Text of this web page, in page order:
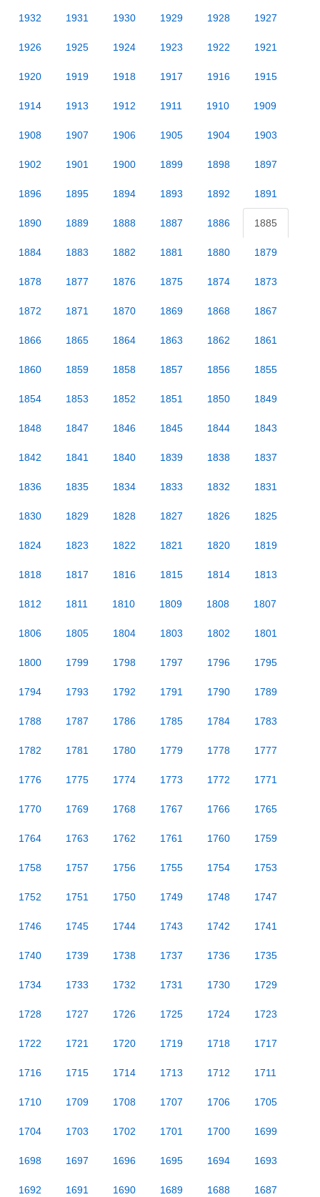
1932 1931 1930 1929 1928 1927
1926 1925 1924 1923 1922 1921
1920 1919 1918 1917 1916 1915
1914 1913 1912 1911 1910 1909
1908 1907 1906 1905 1904 1903
1902 1901 1900 1899 1898 1897
1896 1895 1894 1893 1892 1891
1890 1889 1888 1887 1886 1885
1884 1883 1882 1881 1880 1879
1878 1877 1876 1875 1874 1873
1872 1871 1870 1869 1868 1867
1866 1865 1864 1863 1862 1861
1860 1859 1858 1857 1856 1855
1854 1853 1852 1851 1850 1849
1848 1847 1846 1845 1844 1843
1842 1841 1840 1839 1838 1837
1836 1835 1834 1833 1832 1831
1830 1829 1828 1827 1826 1825
1824 1823 1822 1821 1820 1819
1818 1817 1816 1815 1814 1813
1812 1811 1810 1809 1808 1807
1806 1805 1804 1803 1802 1801
1800 1799 1798 1797 1796 1795
1794 1793 1792 1791 1790 1789
1788 1787 1786 1785 1784 1783
1782 1781 1780 1779 1778 1777
1776 1775 1774 1773 1772 1771
1770 1769 1768 1767 1766 1765
1764 1763 1762 1761 1760 1759
1758 1757 1756 1755 1754 1753
1752 1751 1750 1749 1748 1747
1746 1745 1744 1743 1742 1741
1740 1739 1738 1737 1736 1735
1734 1733 1732 1731 1730 1729
1728 1727 1726 1725 1724 1723
1722 1721 1720 1719 1718 1717
1716 1715 1714 1713 1712 1711
1710 1709 1708 1707 1706 1705
1704 1703 1702 1701 1700 1699
1698 1697 1696 1695 1694 1693
1692 1691 1690 1689 1688 1687